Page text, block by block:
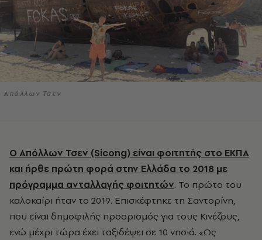
Απόλλων Τσεν
Ο Απόλλων Τσεν (Sicong) είναι φοιτητής στο ΕΚΠΑ
και ήρθε πρώτη φορά στην Ελλάδα το 2018 με
πρόγραμμα ανταλλαγής φοιτητών. Το πρώτο του
καλοκαίρι ήταν το 2019. Επισκέφτηκε τη Σαντορίνη,
που είναι δημοφιλής προορισμός για τους Κινέζους,
ενώ μέχρι τώρα έχει ταξιδέψει σε 10 νησιά. «Ως